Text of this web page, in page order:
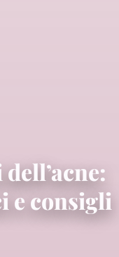
e consigli